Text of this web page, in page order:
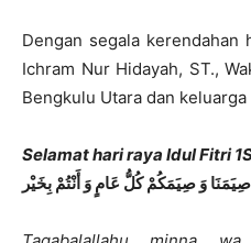
Dengan segala kerendahan
Ichram Nur Hidayah, ST.,
Bengkulu Utara dan
Selamat hari raya Idul Fitri
ﺻِﻴَﻤَﻨَﺎ ﻭَ ﺻِﻴَﻤَﻜُﻢْ ﻛُﻞُّ ﻋَﺎﻡٍ ﻭَ ﺃَﻧْﺘُﻢْ ﺑِﺨَﻴْﺮ